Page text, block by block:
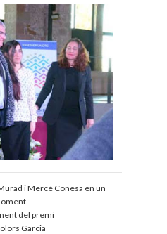
i Mercè Conesa en un
del premi
Garcia